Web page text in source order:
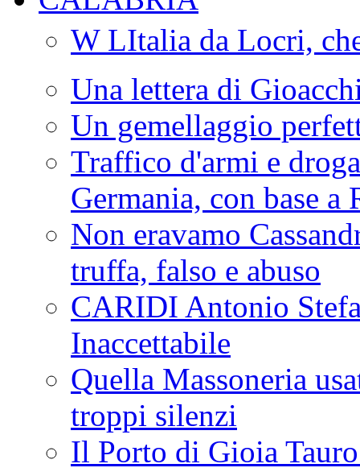
W LItalia da Locri,
Una lettera di
Un gemellaggio
Traffico d'armi e
Germania, con base a
Non eravamo
truffa, falso e abuso
CARIDI Antonio
Inaccettabile
Quella Massoneria
troppi silenzi
Il Porto di Gioia